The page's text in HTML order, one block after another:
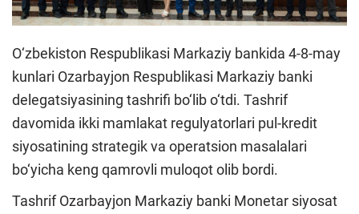
O‘zbekiston Respublikasi Markaziy bankida 4-8-may
kunlari Ozarbayjon Respublikasi Markaziy banki
delegatsiyasining tashrifi bo‘lib o‘tdi. Tashrif
davomida ikki mamlakat regulyatorlari pul-kredit
siyosatining strategik va operatsion masalalari
bo‘yicha keng qamrovli muloqot olib bordi.
Tashrif Ozarbayjon Markaziy banki Monetar siyosat